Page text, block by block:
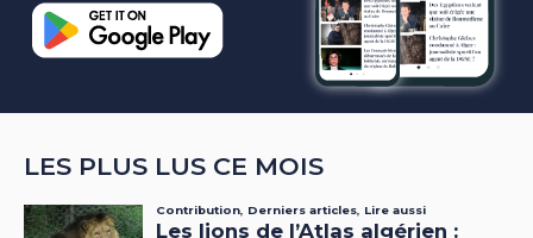
LES PLUS LUS CE MOIS